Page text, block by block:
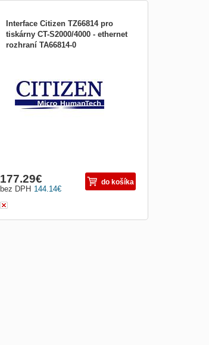
Interface Citizen TZ66814 pro
tiskárny CT-S2000/4000 - ethernet
rozhraní TA66814-0
roky, jinak 90 dnů.
144.14€
bez DPH
177.29€ do košíka